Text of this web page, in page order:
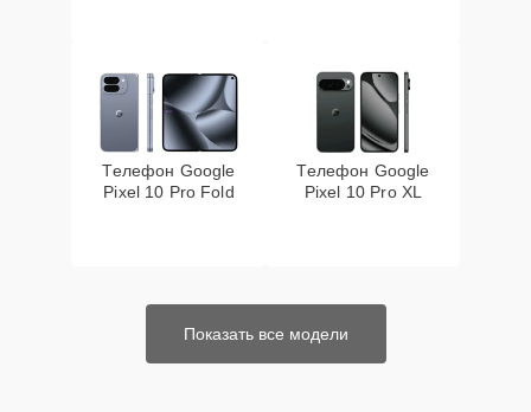
Телефон Google
Pixel 10 Pro Fold
Телефон Google
Pixel 10 Pro XL
Показать все модели